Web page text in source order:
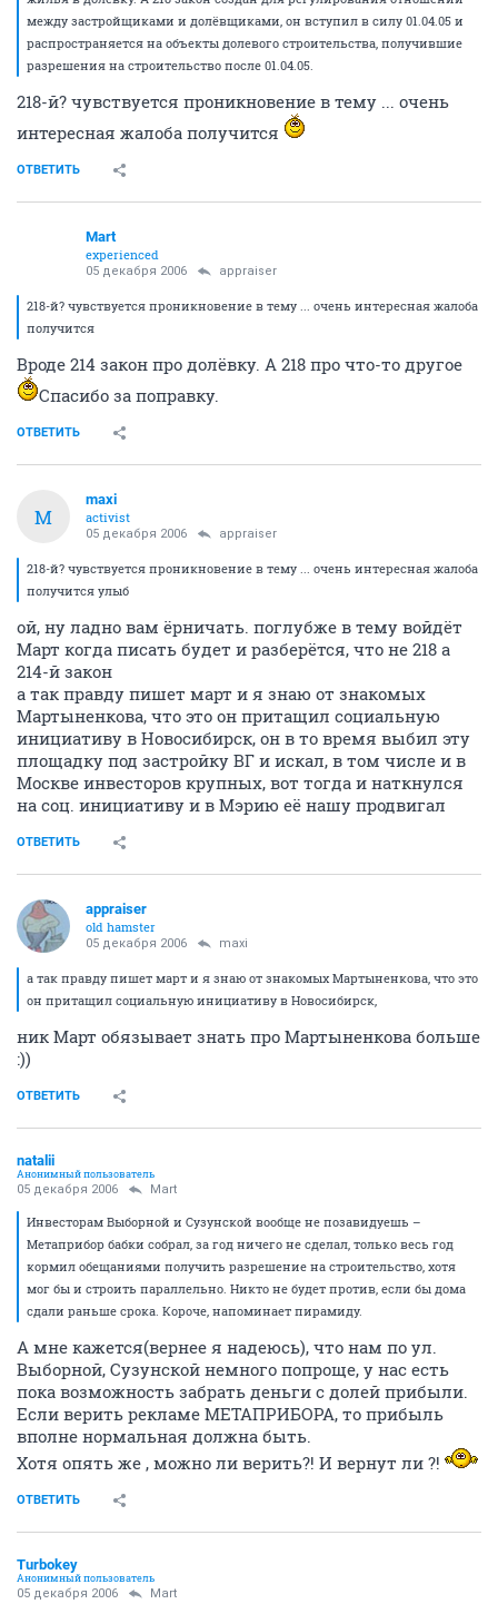
между застройщиками и долёвщиками, он вступил в силу 01.04.05 и
распространяется на объекты долевого строительства, получившие
разрешения на строительство после 01.04.05.
218-й? чувствуется проникновение в тему ... очень
интересная жалоба получится
ОТВЕТИТЬ
Mart
experienced
05 декабря 2006 appraiser
218-й? чувствуется проникновение в тему ... очень интересная жалоба
получится
Вроде 214 закон про долёвку. А 218 про что-то другое
Спасибо за поправку.
ОТВЕТИТЬ
M
maxi
activist
05 декабря 2006 appraiser
218-й? чувствуется проникновение в тему ... очень интересная жалоба
получится улыб
ой, ну ладно вам ёрничать. поглубже в тему войдёт
Март когда писать будет и разберётся, что не 218 а
214-й закон
а так правду пишет март и я знаю от знакомых
Мартыненкова, что это он притащил социальную
инициативу в Новосибирск, он в то время выбил эту
площадку под застройку ВГ и искал, в том числе и в
Москве инвесторов крупных, вот тогда и наткнулся
на соц. инициативу и в Мэрию её нашу продвигал
ОТВЕТИТЬ
appraiser
old hamster
05 декабря 2006 maxi
а так правду пишет март и я знаю от знакомых Мартыненкова, что это
он притащил социальную инициативу в Новосибирск,
ник Март обязывает знать про Мартыненкова больше
:))
ОТВЕТИТЬ
natalii
Анонимный пользователь
05 декабря 2006 Mart
Инвесторам Выборной и Сузунской вообще не позавидуешь –
Метаприбор бабки собрал, за год ничего не сделал, только весь год
кормил обещаниями получить разрешение на строительство, хотя
мог бы и строить параллельно. Никто не будет против, если бы дома
сдали раньше срока. Короче, напоминает пирамиду.
А мне кажется(вернее я надеюсь), что нам по ул.
Выборной, Сузунской немного попроще, у нас есть
пока возможность забрать деньги с долей прибыли.
Если верить рекламе МЕТАПРИБОРА, то прибыль
вполне нормальная должна быть.
Хотя опять же , можно ли верить?! И вернут ли ?!
ОТВЕТИТЬ
Turbokey
Анонимный пользователь
05 декабря 2006 Mart